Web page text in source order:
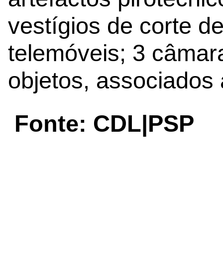
vestígios de corte
telemóveis; 3
objetos,
Fonte: CDL|PSP